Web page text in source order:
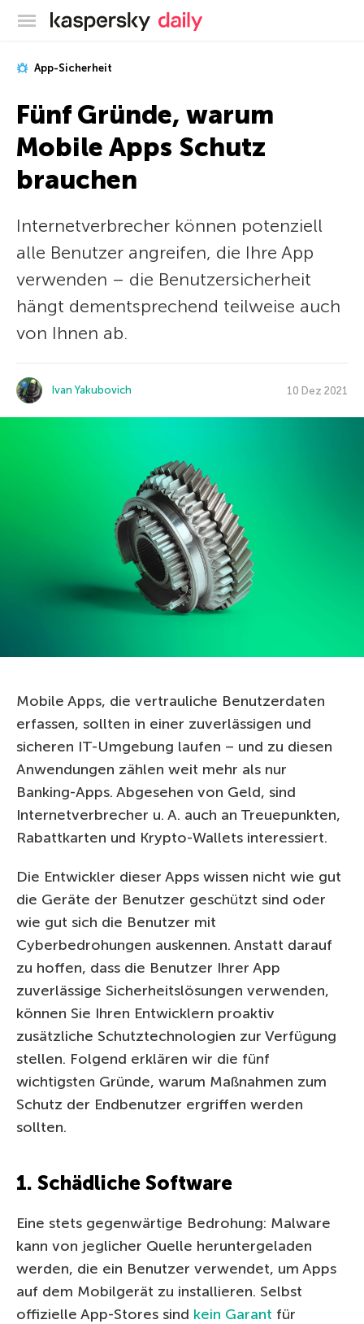
Offizieller Blog von Kaspersky
App-Sicherheit
Fünf Gründe, warum
Mobile Apps Schutz
brauchen
Internetverbrecher können potenziell
alle Benutzer angreifen, die Ihre App
verwenden – die Benutzersicherheit
hängt dementsprechend teilweise auch
von Ihnen ab.
Ivan Yakubovich 10 Dez 2021
Mobile Apps, die vertrauliche Benutzerdaten
erfassen, sollten in einer zuverlässigen und
sicheren IT-Umgebung laufen – und zu diesen
Anwendungen zählen weit mehr als nur
Banking-Apps. Abgesehen von Geld, sind
Internetverbrecher u. A. auch an Treuepunkten,
Rabattkarten und Krypto-Wallets interessiert.
Die Entwickler dieser Apps wissen nicht wie gut
die Geräte der Benutzer geschützt sind oder
wie gut sich die Benutzer mit
Cyberbedrohungen auskennen. Anstatt darauf
zu hoffen, dass die Benutzer Ihrer App
zuverlässige Sicherheitslösungen verwenden,
können Sie Ihren Entwicklern proaktiv
zusätzliche Schutztechnologien zur Verfügung
stellen. Folgend erklären wir die fünf
wichtigsten Gründe, warum Maßnahmen zum
Schutz der Endbenutzer ergriffen werden
sollten.
1. Schädliche Software
Eine stets gegenwärtige Bedrohung: Malware
kann von jeglicher Quelle heruntergeladen
werden, die ein Benutzer verwendet, um Apps
auf dem Mobilgerät zu installieren. Selbst
offizielle App-Stores sind kein Garant für